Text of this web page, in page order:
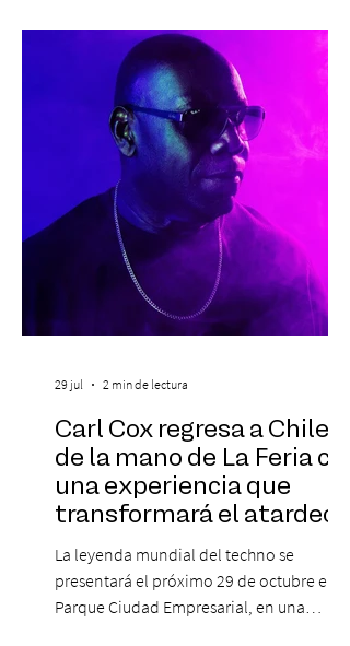
experiencia del cáncer de mama y a sus
familias, además de impulsar la detección
temprana, porque la información también
es una forma de acompañar. Con este
propósito, la Corporación realizará la 17ª
Corrida por la Vida, e
Carl Cox regresa a Chile
de la mano de La Feria con
una experiencia que
transformará el atardecer
del jueves en una
celebración de música
electrónica
La leyenda mundial del techno se
presentará el próximo 29 de octubre en
Parque Ciudad Empresarial, en una
29 jul 2 min de lectura